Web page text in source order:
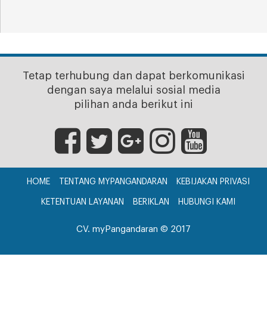
Tetap terhubung dan dapat berkomunikasi
dengan saya melalui sosial media
pilihan anda berikut ini
HOME TENTANG MYPANGANDARAN KEBIJAKAN PRIVASI
KETENTUAN LAYANAN BERIKLAN HUBUNGI KAMI
CV. myPangandaran © 2017